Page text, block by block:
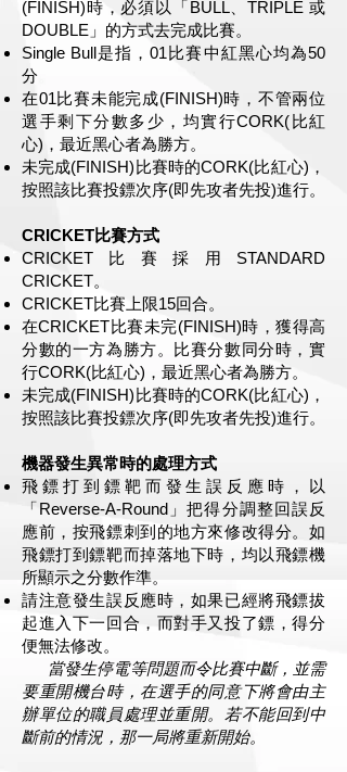
(FINISH)時，必須以「BULL、TRIPLE 或
DOUBLE」的方式去完成比賽。
Single Bull是指，01比賽中紅黑心均為50
分
在01比賽未能完成(FINISH)時，不管兩位
選手剩下分數多少，均實行CORK(比紅
心)，最近黑心者為勝方。
未完成(FINISH)比賽時的CORK(比紅心)，
按照該比賽投鏢次序(即先攻者先投)進行。
CRICKET比賽方式
CRICKET比賽採用STANDARD
CRICKET。
CRICKET比賽上限15回合。
在CRICKET比賽未完(FINISH)時，獲得高
分數的一方為勝方。比賽分數同分時，實
行CORK(比紅心)，最近黑心者為勝方。
未完成(FINISH)比賽時的CORK(比紅心)，
按照該比賽投鏢次序(即先攻者先投)進行。
機器發生異常時的處理方式
飛鏢打到鏢靶而發生誤反應時，以
「Reverse-A-Round」把得分調整回誤反
應前，按飛鏢刺到的地方來修改得分。如
飛鏢打到鏢靶而掉落地下時，均以飛鏢機
所顯示之分數作準。
請注意發生誤反應時，如果已經將飛鏢拔
起進入下一回合，而對手又投了鏢，得分
便無法修改。
當發生停電等問題而令比賽中斷，並需
要重開機台時，在選手的同意下將會由主
辦單位的職員處理並重開。若不能回到中
斷前的情況，那一局將重新開始。